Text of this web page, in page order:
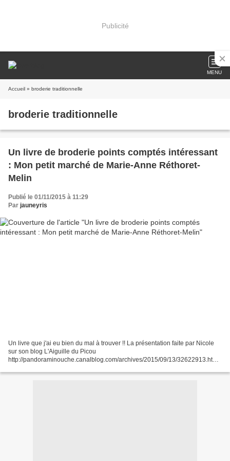
Publicité
MENU
Accueil » broderie traditionnelle
broderie traditionnelle
Un livre de broderie points comptés intéressant
: Mon petit marché de Marie-Anne Réthoret-
Melin
Publié le 01/11/2015 à 11:29
Par jauneyris
Un livre que j'ai eu bien du mal à trouver !! La présentation faite par Nicole
sur son blog L'Aiguille du Picou
http://pandoraminouche.canalblog.com/archives/2015/09/13/32622913.html